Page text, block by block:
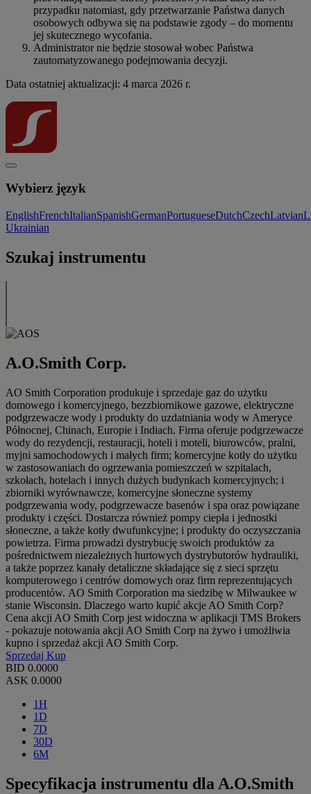
przypadku natomiast, gdy przetwarzanie Państwa danych
osobowych odbywa się na podstawie zgody – do momentu
jej skutecznego wycofania.
Administrator nie będzie stosował wobec Państwa
zautomatyzowanego podejmowania decyzji.
Data ostatniej aktualizacji: 4 marca 2026 r.
Wybierz język
EnglishFrenchItalianSpanishGermanPortugueseDutchCzechLatvian
Ukrainian
Szukaj instrumentu
A.O.Smith Corp.
AO Smith Corporation produkuje i sprzedaje gaz do użytku
domowego i komercyjnego, bezzbiornikowe gazowe, elektryczne
podgrzewacze wody i produkty do uzdatniania wody w Ameryce
Północnej, Chinach, Europie i Indiach. Firma oferuje podgrzewacze
wody do rezydencji, restauracji, hoteli i moteli, biurowców, pralni,
myjni samochodowych i małych firm; komercyjne kotły do ​​użytku
w zastosowaniach do ogrzewania pomieszczeń w szpitalach,
szkołach, hotelach i innych dużych budynkach komercyjnych; i
zbiorniki wyrównawcze, komercyjne słoneczne systemy
podgrzewania wody, podgrzewacze basenów i spa oraz powiązane
produkty i części. Dostarcza również pompy ciepła i jednostki
słoneczne, a także kotły dwufunkcyjne; i produkty do oczyszczania
powietrza. Firma prowadzi dystrybucję swoich produktów za
pośrednictwem niezależnych hurtowych dystrybutorów hydrauliki,
a także poprzez kanały detaliczne składające się z sieci sprzętu
komputerowego i centrów domowych oraz firm reprezentujących
producentów. AO Smith Corporation ma siedzibę w Milwaukee w
stanie Wisconsin. Dlaczego warto kupić akcje AO Smith Corp?
Cena akcji AO Smith Corp jest widoczna w aplikacji TMS Brokers
- pokazuje notowania akcji AO Smith Corp na żywo i umożliwia
kupno i sprzedaż akcji AO Smith Corp.
Sprzedaj Kup
BID 0.0000
ASK 0.0000
1H
1D
7D
30D
6M
Specyfikacja instrumentu dla A.O.Smith